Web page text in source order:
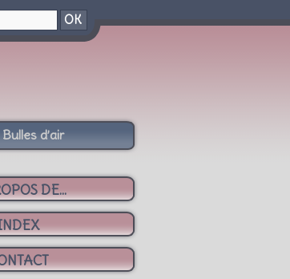
OK
Bulles d’air
DE...